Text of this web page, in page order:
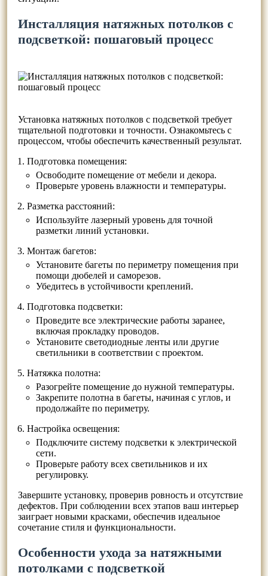
Инсталляция натяжных потолков с
подсветкой: пошаговый процесс
Установка натяжных потолков с подсветкой требует
тщательной подготовки и точности. Ознакомьтесь с
процессом, чтобы обеспечить качественный результат.
Подготовка помещения:
Освободите помещение от мебели и декора.
Проверьте уровень влажности и температуры.
Разметка расстояний:
Используйте лазерный уровень для точной
разметки линий установки.
Монтаж багетов:
Установите багеты по периметру помещения при
помощи дюбелей и саморезов.
Убедитесь в устойчивости креплений.
Подготовка подсветки:
Проведите все электрические работы заранее,
включая прокладку проводов.
Установите светодиодные ленты или другие
светильники в соответствии с проектом.
Натяжка полотна:
Разогрейте помещение до нужной температуры.
Закрепите полотна в багеты, начиная с углов, и
продолжайте по периметру.
Настройка освещения:
Подключите систему подсветки к электрической
сети.
Проверьте работу всех светильников и их
регулировку.
Завершите установку, проверив ровность и отсутствие
дефектов. При соблюдении всех этапов ваш интерьер
заиграет новыми красками, обеспечив идеальное
сочетание стиля и функциональности.
Особенности ухода за натяжными
потолками с подсветкой